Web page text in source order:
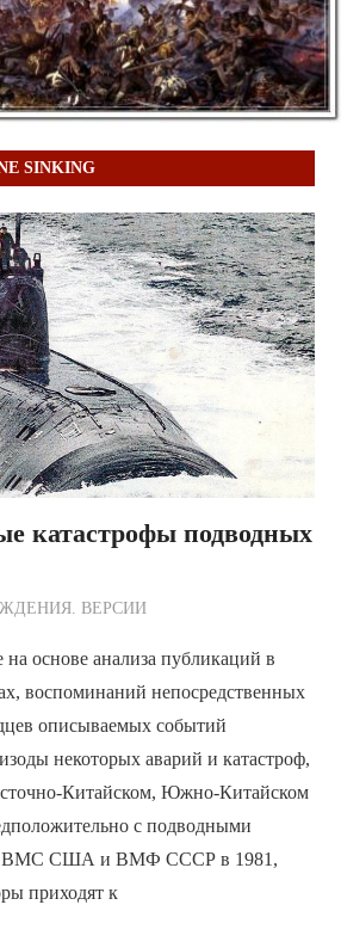
SINKING
катастрофы подводных
по Редакции
ВЕРСИИ
на основе анализа публикаций в
воспоминаний непосредственных
описываемых событий
некоторых аварий и катастроф,
Китайском, Южно-Китайском
с подводными
ВМС США и ВМФ СССР в 1981,
приходят к